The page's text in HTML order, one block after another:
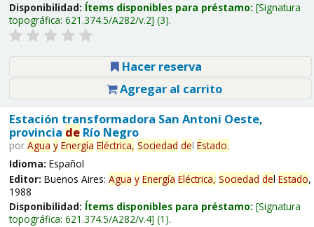
Disponibilidad: Ítems disponibles para préstamo: Signatura
topográfica: 621.374.5/A282/v.2 (3).
Hacer reserva
Agregar al carrito
Estación transformadora San Antoni Oeste,
provincia deRío Negro
por Agua y Energía Eléctrica, Sociedad del Estado.
Idioma: Español
Editor: Buenos Aires: Agua y Energía Eléctrica, Sociedad del Estado,
1988
Disponibilidad: Ítems disponibles para préstamo: Signatura
topográfica: 621.374.5/A282/v.4 (1).